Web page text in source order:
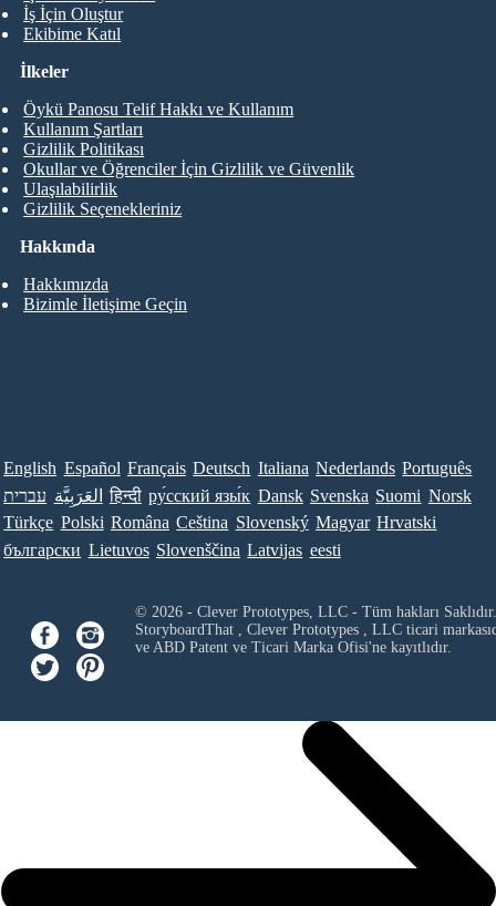
İş İçin Oluştur
Ekibime Katıl
Hakkında
Hakkımızda
Bizimle İletişime Geçin
İlkeler
Öykü Panosu Telif Hakkı ve Kullanım
Kullanım Şartları
Gizlilik Politikası
Okullar ve Öğrenciler İçin Gizlilik ve Güvenlik
Ulaşılabilirlik
Gizlilik Seçenekleriniz
English Español Français Deutsch Italiana Nederlands Português
עברית العَرَبِيَّة हिन्दी ру́сский язы́к Dansk Svenska Suomi Norsk
Türkçe Polski Româna Ceština Slovenský Magyar Hrvatski
български Lietuvos Slovenščina Latvijas eesti
© 2026 - Clever Prototypes, LLC - Tüm hakları Saklıdır.
StoryboardThat , Clever Prototypes , LLCticari
ve ABD Patent ve Ticari Marka Ofisi'ne kayıtlıdır.